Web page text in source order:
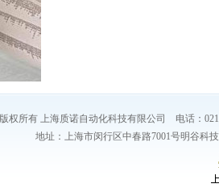
版权所有 上海质诺自动化科技有限公司 电话：
地址：上海市闵行区中春路7001号明谷科